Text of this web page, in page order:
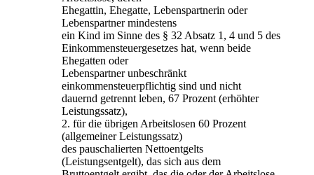
Ehegattin, Ehegatte, Lebenspartnerin oder
Lebenspartner mindestens
ein Kind im Sinne des § 32 Absatz 1, 4 und 5 des
Einkommensteuergesetzes hat, wenn beide
Ehegatten oder
Lebenspartner unbeschränkt
einkommensteuerpflichtig sind und nicht
dauernd getrennt leben, 67 Prozent (erhöhter
Leistungssatz),
2. für die übrigen Arbeitslosen 60 Prozent
(allgemeiner Leistungssatz)
des pauschalierten Nettoentgelts
(Leistungsentgelt), das sich aus dem